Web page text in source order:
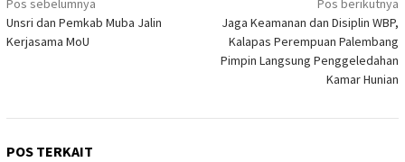
Navigasi
pos
Pos sebelumnya
Unsri dan Pemkab Muba Jalin
Kerjasama MoU
Pos berikutnya
Jaga Keamanan dan Disiplin WBP,
Kalapas Perempuan Palembang
Pimpin Langsung Penggeledahan
Kamar Hunian
POS TERKAIT